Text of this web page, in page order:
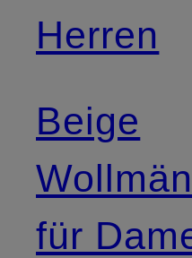
Herren
Beige
für